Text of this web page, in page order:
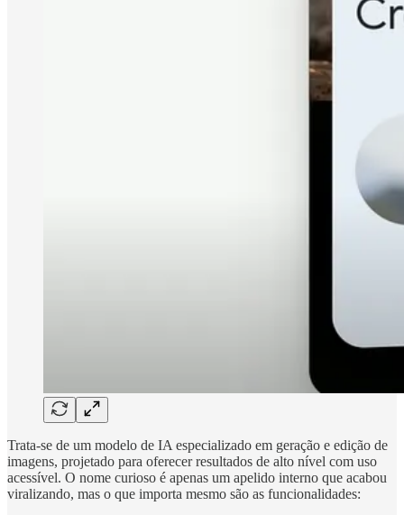
Trata-se de um modelo de IA especializado em geração e edição de
imagens, projetado para oferecer resultados de alto nível com uso
acessível. O nome curioso é apenas um apelido interno que acabou
viralizando, mas o que importa mesmo são as funcionalidades: